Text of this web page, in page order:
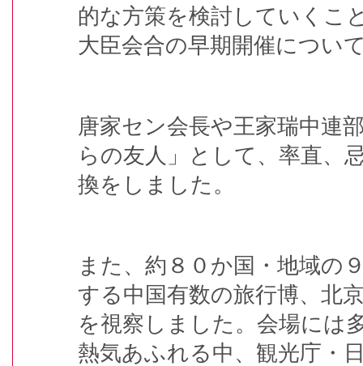
的な方策を検討していくこ
大臣会合の早期開催につい
唐家セン会長や王家瑞中連
らの友人」として、率直、
換をしました。
また、約８０か国・地域の
する中国有数の旅行博、北
を視察しました。会場には
熱気あふれる中、観光庁・